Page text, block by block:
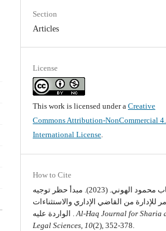
Section
Articles
License
This work is licensed under aCreative
Commons Attribution-NonCommercial
International License.
How to Cite
أ. رحاب محمود الهوني. (2023). مبدأ حظر توجيه
للإدارة من القاضي الإداري والاستثناءات
الواردة عليه .Al-Haq Journal for Sharia
Legal Sciences,10(2), 352-378.